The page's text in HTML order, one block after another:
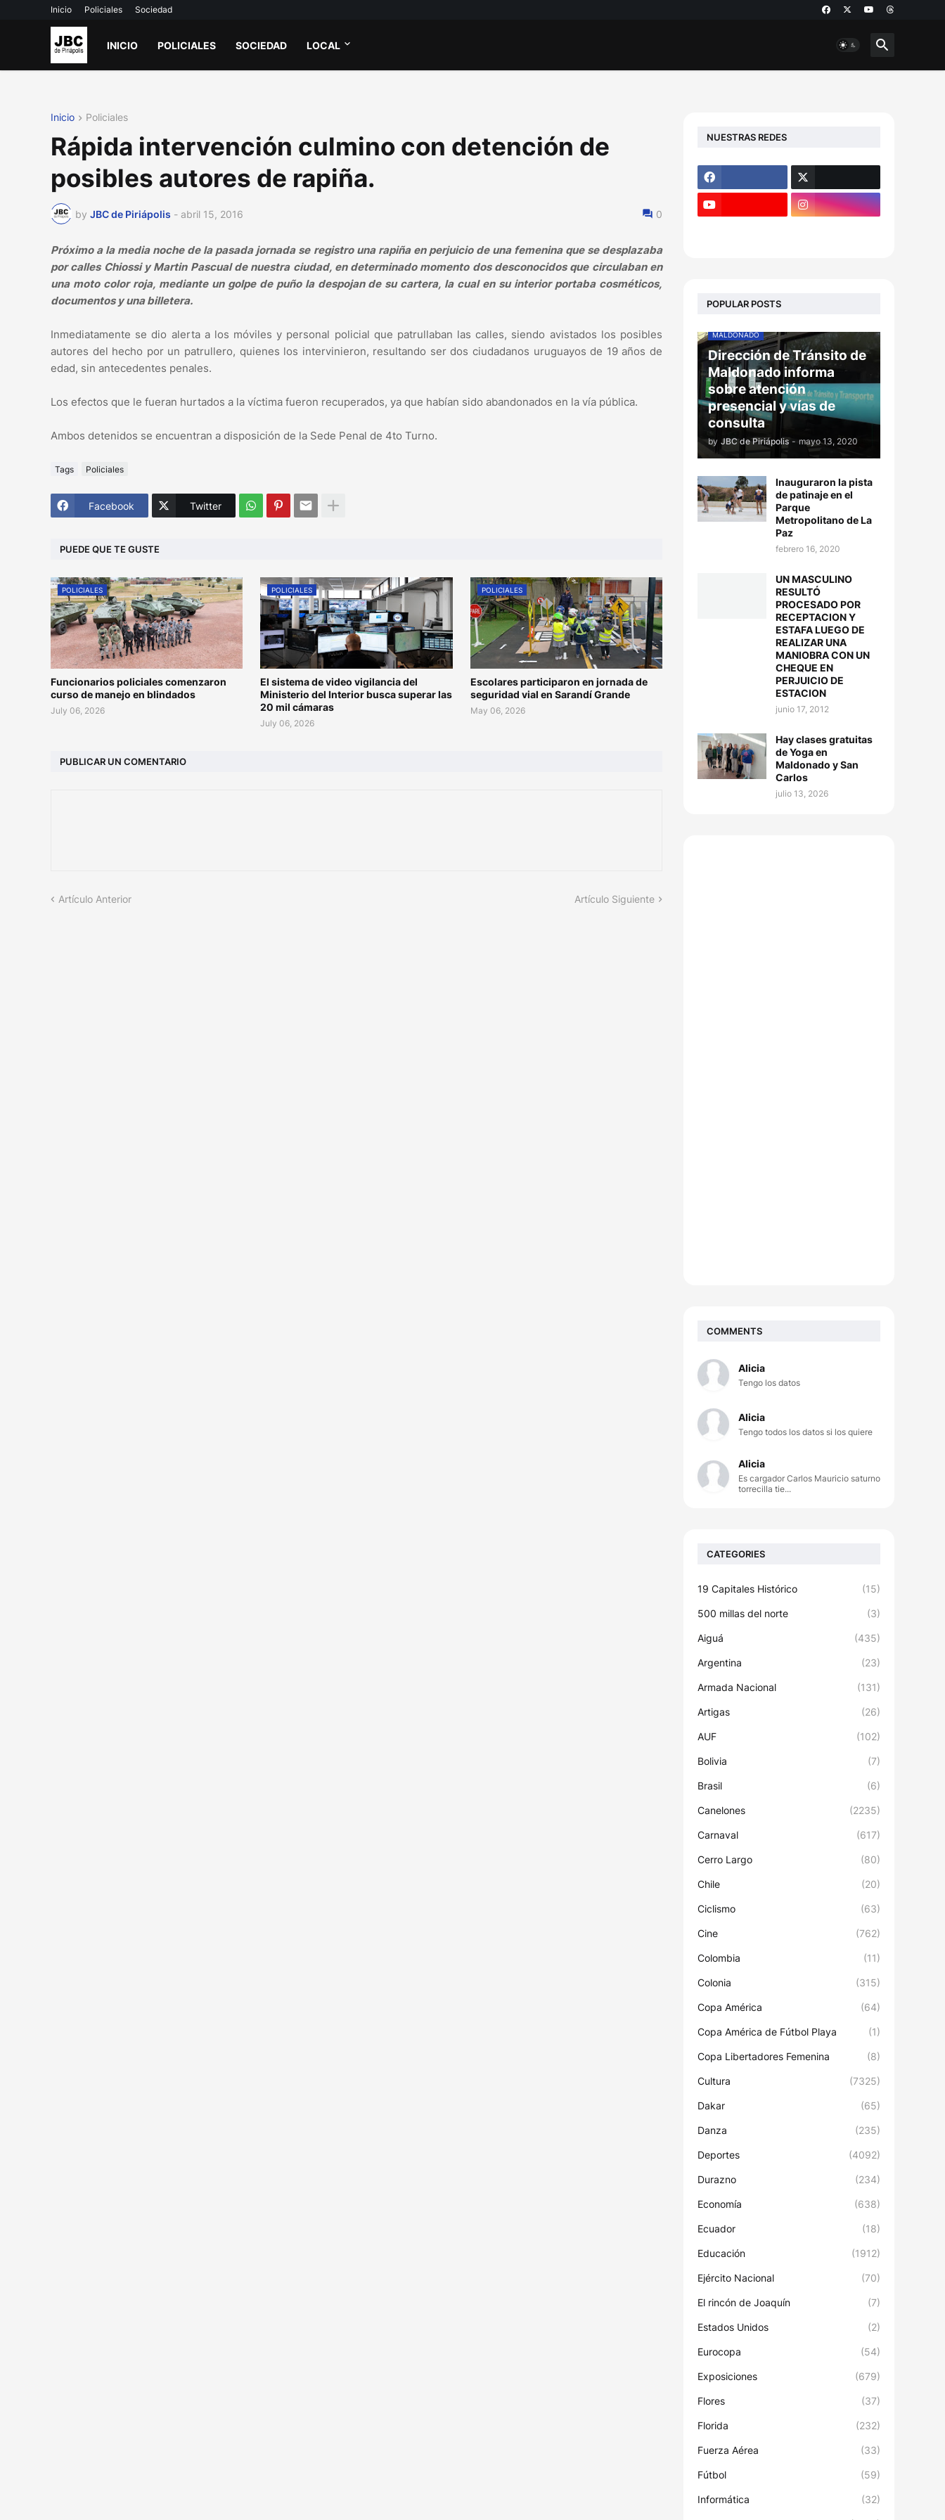
Inicio Policiales Sociedad
INICIO POLICIALES SOCIEDAD LOCAL
Inicio Policiales
Rápida intervención culmino con detención de
posibles autores de rapiña.
by JBC de Piriápolis - abril 15, 2016 0
Próximo a la media noche de la pasada jornada se registro una rapiña en perjuicio de una femenina que se desplazaba
por calles Chiossi y Martin Pascual de nuestra ciudad, en determinado momento dos desconocidos que circulaban en
una moto color roja, mediante un golpe de puño la despojan de su cartera, la cual en su interior portaba cosméticos,
documentos y una billetera.
Inmediatamente se dio alerta a los móviles y personal policial que patrullaban las calles, siendo avistados los posibles
autores del hecho por un patrullero, quienes los intervinieron, resultando ser dos ciudadanos uruguayos de 19 años de
edad, sin antecedentes penales.
Los efectos que le fueran hurtados a la víctima fueron recuperados, ya que habían sido abandonados en la vía pública.
Ambos detenidos se encuentran a disposición de la Sede Penal de 4to Turno.
Tags Policiales
Facebook Twitter
PUEDE QUE TE GUSTE
POLICIALES
Funcionarios policiales comenzaron
curso de manejo en blindados
July 06, 2026
POLICIALES
El sistema de video vigilancia del
Ministerio del Interior busca superar las
20 mil cámaras
July 06, 2026
POLICIALES
Escolares participaron en jornada de
seguridad vial en Sarandí Grande
May 06, 2026
PUBLICAR UN COMENTARIO
Artículo Anterior Artículo Siguiente
NUESTRAS REDES
POPULAR POSTS
MALDONADO
Dirección de Tránsito de
Maldonado informa
sobre atención
presencial y vías de
consulta
by JBC de Piriápolis - mayo 13, 2020
Inauguraron la pista
de patinaje en el
Parque
Metropolitano de La
Paz
febrero 16, 2020
UN MASCULINO
RESULTÓ
PROCESADO POR
RECEPTACION Y
ESTAFA LUEGO DE
REALIZAR UNA
MANIOBRA CON UN
CHEQUE EN
PERJUICIO DE
ESTACION
junio 17, 2012
Hay clases gratuitas
de Yoga en
Maldonado y San
Carlos
julio 13, 2026
COMMENTS
Alicia
Tengo los datos
Alicia
Tengo todos los datos si los quiere
Alicia
Es cargador Carlos Mauricio saturno
torrecilla tie...
CATEGORIES
19 Capitales Histórico (15)
500 millas del norte (3)
Aiguá (435)
Argentina (23)
Armada Nacional (131)
Artigas (26)
AUF (102)
Bolivia (7)
Brasil (6)
Canelones (2235)
Carnaval (617)
Cerro Largo (80)
Chile (20)
Ciclismo (63)
Cine (762)
Colombia (11)
Colonia (315)
Copa América (64)
Copa América de Fútbol Playa (1)
Copa Libertadores Femenina (8)
Cultura (7325)
Dakar (65)
Danza (235)
Deportes (4092)
Durazno (234)
Economía (638)
Ecuador (18)
Educación (1912)
Ejército Nacional (70)
El rincón de Joaquín (7)
Estados Unidos (2)
Eurocopa (54)
Exposiciones (679)
Flores (37)
Florida (232)
Fuerza Aérea (33)
Fútbol (59)
Informática (32)